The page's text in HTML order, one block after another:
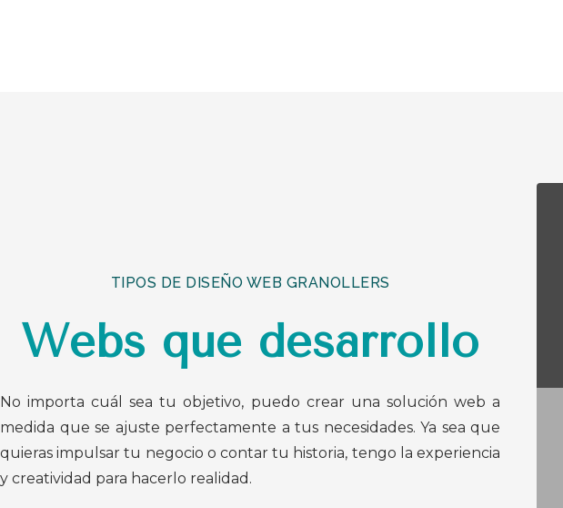
TIPOS DE DISEÑO WEB GRANOLLERS
Webs que desarrollo
No importa cuál sea tu objetivo, puedo crear una solución web a
medida que se ajuste perfectamente a tus necesidades. Ya sea que
quieras impulsar tu negocio o contar tu historia, tengo la experiencia
y creatividad para hacerlo realidad.